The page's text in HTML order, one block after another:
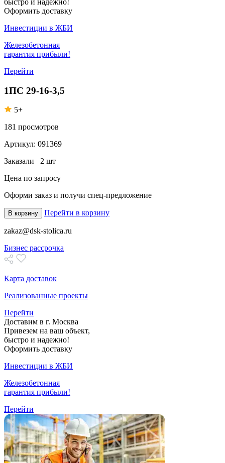
Оформить доставку
Инвестиции в ЖБИ
Железобетонная
гарантия прибыли!
Перейти
1ПС 29-16-3,5
5+
181 просмотров
Артикул: 091369
Заказали 2 шт
Цена по запросу
Оформи заказ и получи спец-предложение
В корзину Перейти в корзину
zakaz@dsk-stolica.ru
Бизнес рассрочка
Карта доставок
Реализованные проекты
Перейти
Доставим в г. Москва
Привезем на ваш объект,
быстро и надежно!
Оформить доставку
Инвестиции в ЖБИ
Железобетонная
гарантия прибыли!
Перейти